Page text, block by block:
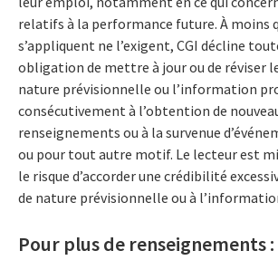
relatifs à la performance future. À moins
s’appliquent ne l’exigent, CGI décline
obligation de mettre à jour ou de réviser
nature prévisionnelle ou l’information
consécutivement à l’obtention de
renseignements ou à la survenue
ou pour tout autre motif. Le lecteur est
le risque d’accorder une crédibilité
de nature prévisionnelle ou à
Pour plus de renseignements :